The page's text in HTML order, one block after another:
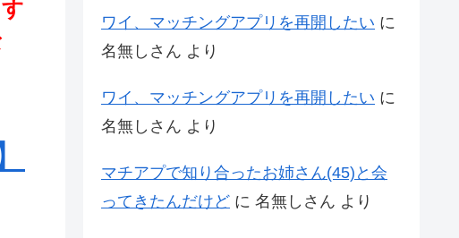
ワイ、マッチングアプリを再開したい に
名無しさん より
ワイ、マッチングアプリを再開したい に
名無しさん より
マチアプで知り合ったお姉さん(45)と会
ってきたんだけど に 名無しさん より